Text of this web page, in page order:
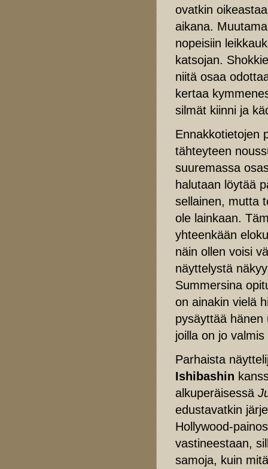
ovatkin
aikana.
nopeisiin
katsojan.
niitä osaa
kertaa
silmät kiinni ja
Ennakkotietojen
tähteyteen
suuremassa
halutaan löytää
sellainen, mutta
ole lainkaan.
yhteenkään
näin ollen voisi
näyttelystä
Summersina
on ainakin vielä
pysäyttää hänen
joilla on jo
Parhaista
Ishibashin
alkuperäisessä
edustavatkin
Hollywood-
vastineestaan,
samoja, kuin